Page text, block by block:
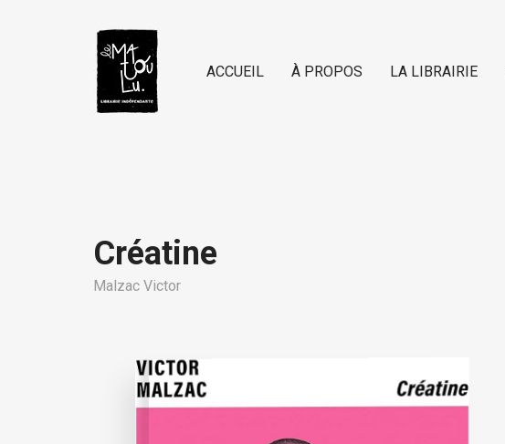
ACCUEIL À PROPOS LA LIBRAIRIE
Créatine
Malzac Victor